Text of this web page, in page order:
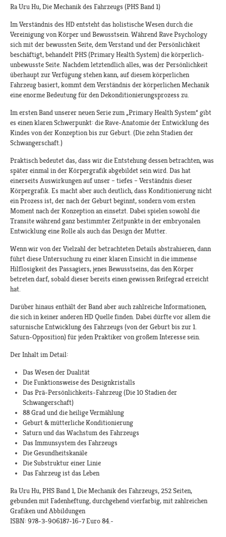
Ra Uru Hu, Die Mechanik des Fahrzeugs (PHS Band 1)
Im Verständnis des HD entsteht das holistische Wesen durch die
Vereinigung von Körper und Bewusstsein. Während Rave Psychology
sich mit der bewussten Seite, dem Verstand und der Persönlichkeit
beschäftigt, behandelt PHS (Primary Health System) die körperlich-
unbewusste Seite. Nachdem letztendlich alles, was der Persönlichkeit
überhaupt zur Verfügung stehen kann, auf diesem körperlichen
Fahrzeug basiert, kommt dem Verständnis der körperlichen Mechanik
eine enorme Bedeutung für den Dekonditionierungsprozess zu.
Im ersten Band unserer neuen Serie zum „Primary Health System“ gibt
es einen klaren Schwerpunkt: die Rave-Anatomie der Entwicklung des
Kindes von der Konzeption bis zur Geburt. (Die zehn Stadien der
Schwangerschaft.)
Praktisch bedeutet das, dass wir die Entstehung dessen betrachten, was
später einmal in der Körpergrafik abgebildet sein wird. Das hat
einerseits Auswirkungen auf unser – tiefes – Verständnis dieser
Körpergrafik. Es macht aber auch deutlich, dass Konditionierung nicht
ein Prozess ist, der nach der Geburt beginnt, sondern vom ersten
Moment nach der Konzeption an einsetzt. Dabei spielen sowohl die
Transite während ganz bestimmter Zeitpunkte in der embryonalen
Entwicklung eine Rolle als auch das Design der Mutter.
Wenn wir von der Vielzahl der betrachteten Details abstrahieren, dann
führt diese Untersuchung zu einer klaren Einsicht in die immense
Hilflosigkeit des Passagiers, jenes Bewusstseins, das den Körper
betreten darf, sobald dieser bereits einen gewissen Reifegrad erreicht
hat.
Darüber hinaus enthält der Band aber auch zahlreiche Informationen,
die sich in keiner anderen HD Quelle finden. Dabei dürfte vor allem die
saturnische Entwicklung des Fahrzeugs (von der Geburt bis zur 1.
Saturn-Opposition) für jeden Praktiker von großem Interesse sein.
Der Inhalt im Detail:
Das Wesen der Dualität
Die Funktionsweise des Designkristalls
Das Prä-Persönlichkeits-Fahrzeug (Die 10 Stadien der
Schwangerschaft)
88 Grad und die heilige Vermählung
Geburt & mütterliche Konditionierung
Saturn und das Wachstum des Fahrzeugs
Das Immunsystem des Fahrzeugs
Die Gesundheitskanäle
Die Substruktur einer Linie
Das Fahrzeug ist das Leben
Ra Uru Hu, PHS Band 1, Die Mechanik des Fahrzeugs, 252 Seiten,
gebunden mit Fadenheftung, durchgehend vierfarbig, mit zahlreichen
Grafiken und Abbildungen
ISBN: 978-3-906187-16-7 Euro 84.-